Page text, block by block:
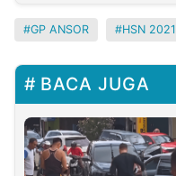
GP ANSOR HSN 2021
BACA JUGA